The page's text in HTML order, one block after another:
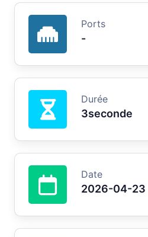
Ports
-
Durée
3seconde
Date
2026-04-23